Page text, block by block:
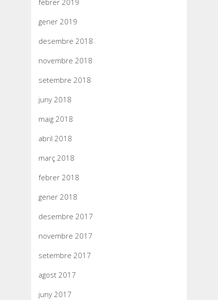
febrer 2019
gener 2019
desembre 2018
novembre 2018
setembre 2018
juny 2018
maig 2018
abril 2018
març 2018
febrer 2018
gener 2018
desembre 2017
novembre 2017
setembre 2017
agost 2017
juny 2017